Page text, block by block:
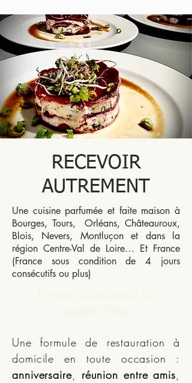
RECEVOIR
AUTREMENT
Une cuisine parfumée et faite maison à
Bourges, Tours, Orléans, Châteauroux,
Blois, Nevers, Montluçon et dans la
région Centre-Val de Loire… Et France
(France sous condition de 4 jours
consécutifs ou plus)
Une formule de restauration à
domicile en toute occasion :
anniversaire, réunion entre amis,